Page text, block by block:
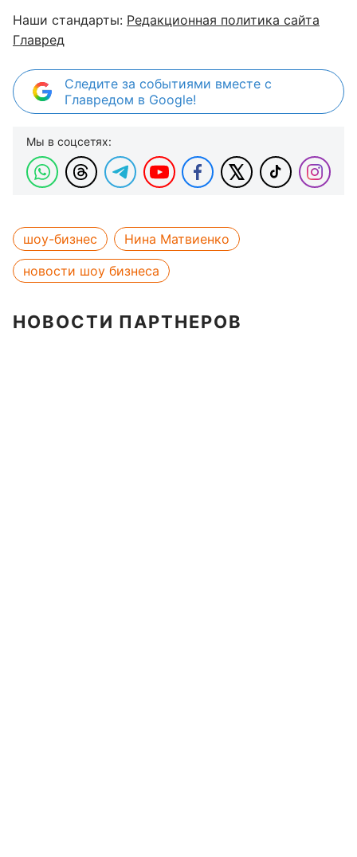
Наши стандарты: Редакционная политика сайта
Главред
Следите за событиями вместе с
Главредом в Google!
Мы в соцсетях:
шоу-бизнес
Нина Матвиенко
новости шоу бизнеса
НОВОСТИ ПАРТНЕРОВ